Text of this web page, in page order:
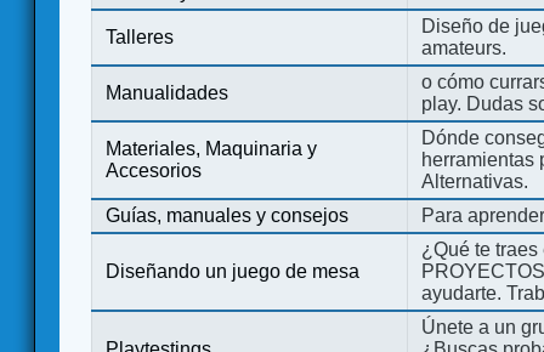
Talleres
Diseño de
amateurs.
Manualidades
o cómo
play. Dudas
Materiales, Maquinaria y
Accesorios
Dónde
herramientas
Alternativas.
Guías, manuales y consejos
Para
Diseñando un juego de mesa
¿Qué te
ayudarte.
Únete a un